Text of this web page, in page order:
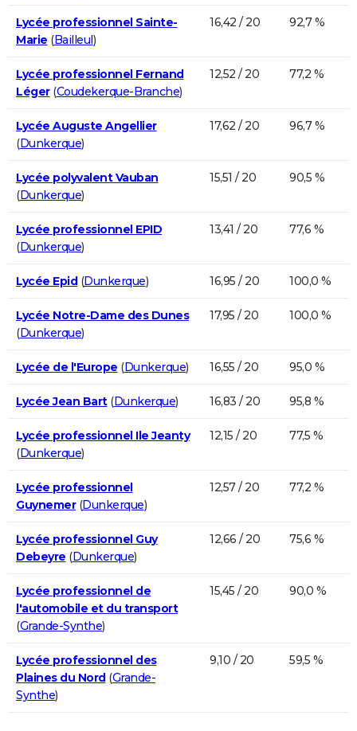
Lycée professionnel Sainte-
Marie (Bailleul)
16,42 / 20 92,7 %
Lycée professionnel Fernand
Léger(Coudekerque-Branche)
12,52 / 20 77,2 %
Lycée Auguste Angellier
(Dunkerque)
17,62 / 20 96,7 %
Lycée polyvalent Vauban
(Dunkerque)
15,51 / 20 90,5 %
Lycée professionnel EPID
(Dunkerque)
13,41 / 20 77,6 %
Lycée Epid(Dunkerque) 16,95 / 20 100,0 %
Lycée Notre-Dame des Dunes
(Dunkerque)
17,95 / 20 100,0 %
Lycée de l'Europe (Dunkerque) 16,55 / 20 95,0 %
Lycée Jean Bart(Dunkerque) 16,83 / 20 95,8 %
Lycée professionnel Ile Jeanty
(Dunkerque)
12,15 / 20 77,5 %
Lycée professionnel
Guynemer(Dunkerque)
12,57 / 20 77,2 %
Lycée professionnel Guy
Debeyre (Dunkerque)
12,66 / 20 75,6 %
Lycée professionnel de
l'automobile et du transport
(Grande-Synthe)
15,45 / 20 90,0 %
Lycée professionnel des
Plaines du Nord(Grande-
Synthe)
9,10 / 20 59,5 %